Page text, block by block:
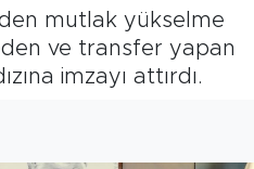
mutlak yükselme
ve transfer yapan
imzayı attırdı.